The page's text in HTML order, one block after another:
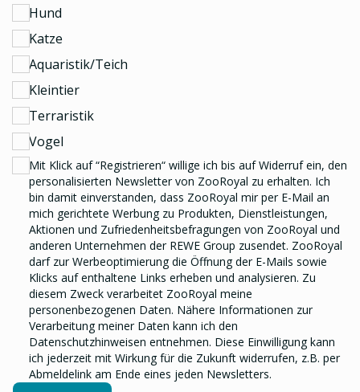
Hund
Katze
Aquaristik/Teich
Kleintier
Terraristik
Vogel
Mit Klick auf “Registrieren“ willige ich bis auf Widerruf ein, den
personalisierten Newslettervon ZooRoyal zu erhalten. Ich
bin damit einverstanden, dass ZooRoyal mir per E-Mail an
mich gerichtete Werbung zu Produkten, Dienstleistungen,
Aktionen und Zufriedenheitsbefragungen von ZooRoyal und
anderen Unternehmen der REWE Group zusendet. ZooRoyal
darf zur Werbeoptimierung die Öffnung der E-Mails sowie
Klicks auf enthaltene Links erheben und analysieren. Zu
diesem Zweck verarbeitet ZooRoyal meine
personenbezogenen Daten. Nähere Informationen zur
Verarbeitung meiner Daten kann ich den
Datenschutzhinweisen entnehmen. Diese Einwilligung kann
ich jederzeit mit Wirkung für die Zukunft widerrufen, z.B. per
Abmeldelink am Ende eines jeden Newsletters.